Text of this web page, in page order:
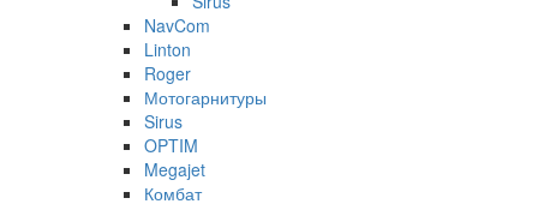
NavCom
Linton
Roger
Мотогарнитуры
Sirus
OPTIM
Megajet
Комбат